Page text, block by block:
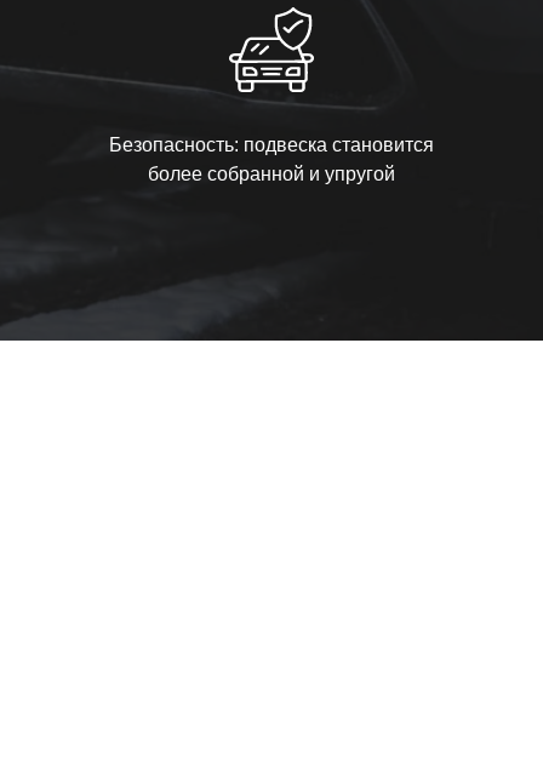
Безопасность: подвеска становится
более собранной и упругой